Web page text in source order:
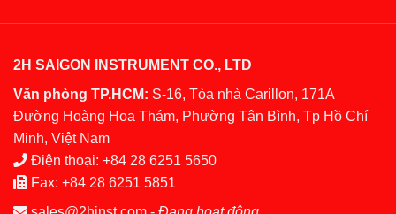
2H SAIGON INSTRUMENT CO., LTD
Văn phòng TP.HCM: S-16, Tòa nhà Carillon, 171A
Đường Hoàng Hoa Thám, Phường Tân Bình, Tp Hồ Chí
Minh, Việt Nam
Điện thoại: +84 28 6251 5650
Fax: +84 28 6251 5851